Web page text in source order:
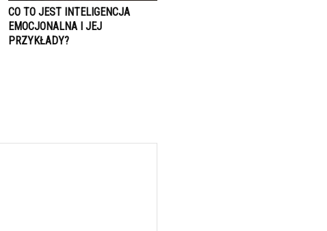
CO TO JEST INTELIGENCJA
EMOCJONALNA I JEJ
PRZYKŁADY?